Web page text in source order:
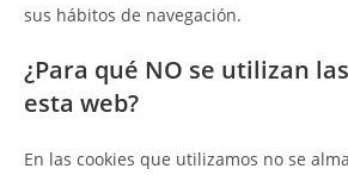
sus hábitos de navegación.
¿Para qué NO se utilizan
esta web?
En las cookies que utilizamos no se